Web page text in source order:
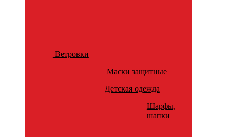
Ветровки
Маски защитные
Детская одежда
Шарфы,
шапки